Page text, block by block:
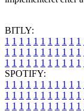
BITLY:
1 1 1 1 1 1 1 1 1 1 1
1 1 1 1 1 1 1 1 1 1 1
1 1 1 1 1 1 1 1 1 1 1
SPOTIFY:
1 1 1 1 1 1 1 1 1 1 1
1 1 1 1 1 1 1 1 1 1 1
1 1 1 1 1 1 1 1 1 1 1